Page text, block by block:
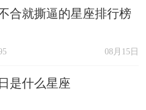
合就撕逼的星座排行榜
08月15日
是什么星座